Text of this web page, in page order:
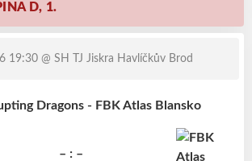
D, 1.
19:30 @ SH TJ Jiskra Havlíčkův Brod
Dragons - FBK Atlas Blansko
– : –